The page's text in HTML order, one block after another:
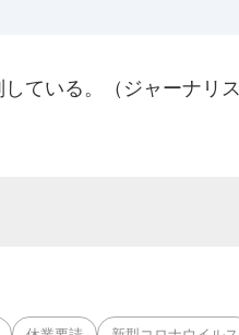
している。（ジャーナリ